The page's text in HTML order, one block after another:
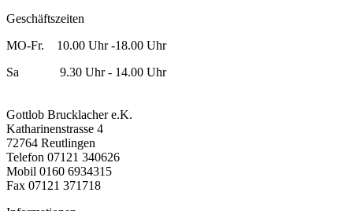
Geschäftszeiten
MO-Fr. 10.00 Uhr -18.00 Uhr
Sa 9.30 Uhr - 14.00 Uhr
Gottlob Brucklacher e.K.
Katharinenstrasse 4
72764 Reutlingen
Telefon 07121 340626
Mobil 0160 6934315
Fax 07121 371718